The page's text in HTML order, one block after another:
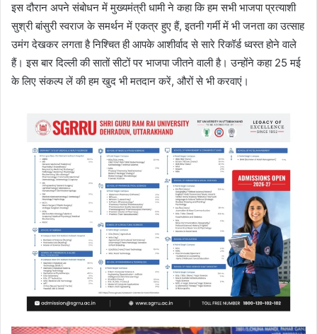
इस दौरान अपने संबोधन में मुख्यमंत्री धामी ने कहा कि हम सभी भाजपा प्रत्याशी
सुश्री बांसुरी स्वराज के समर्थन में एकत्र हुए हैं, इतनी गर्मी में भी जनता का उत्साह
उमंग देखकर लगता है निश्चित ही आपके आशीर्वाद से सारे रिकॉर्ड ध्वस्त होने वाले
हैं। इस बार दिल्ली की सातों सीटों पर भाजपा जीतने वाली है। उन्होंने कहा 25 मई
के लिए संकल्प लें की हम खुद भी मतदान करें, औरों से भी करवाएं।